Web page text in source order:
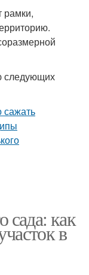
рамки,
следующих
сада: как
в